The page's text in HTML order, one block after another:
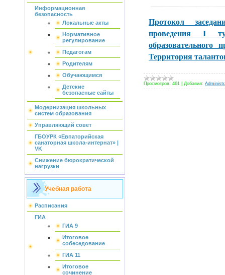
Информационная
безопасность
Локальные акты
Нормативное
регулирование
Педагогам
Родителям
Обучающимся
Детские
безопасные сайты
Модернизация школьных
систем образования
Управляющий совет
ГБОУРК «Евпаторийская
санаторная школа-интернат» |
VK
Снижение бюрократической
нагрузки
Учебная работа
Расписания
ГИА
ГИА 9
Итоговое
собеседование
ГИА 11
Итоговое
сочинение
Протокол
проведения I
Территория
Просмотров: 461 Добавил: